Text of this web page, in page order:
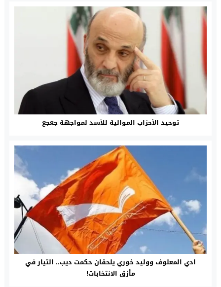
توحيد الأحزاب الموالية للأسد لمواجهة جعجع
ادي المعلوف ووليد خوري يلحقان حكمت ديب.. التيار في
مأزق الانتخابات!